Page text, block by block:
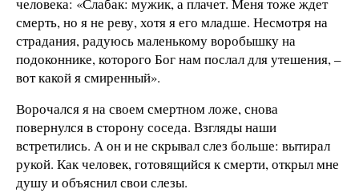
смерть, но я не реву, хотя я его младше. Несмотря на
страдания, радуюсь маленькому воробышку на
подоконнике, которого Бог нам послал для утешения, –
вот какой я смиренный».
Ворочался я на своем смертном ложе, снова
повернулся в сторону соседа. Взгляды наши
встретились. А он и не скрывал слез больше: вытирал
рукой. Как человек, готовящийся к смерти, открыл мне
душу и объяснил свои слезы.